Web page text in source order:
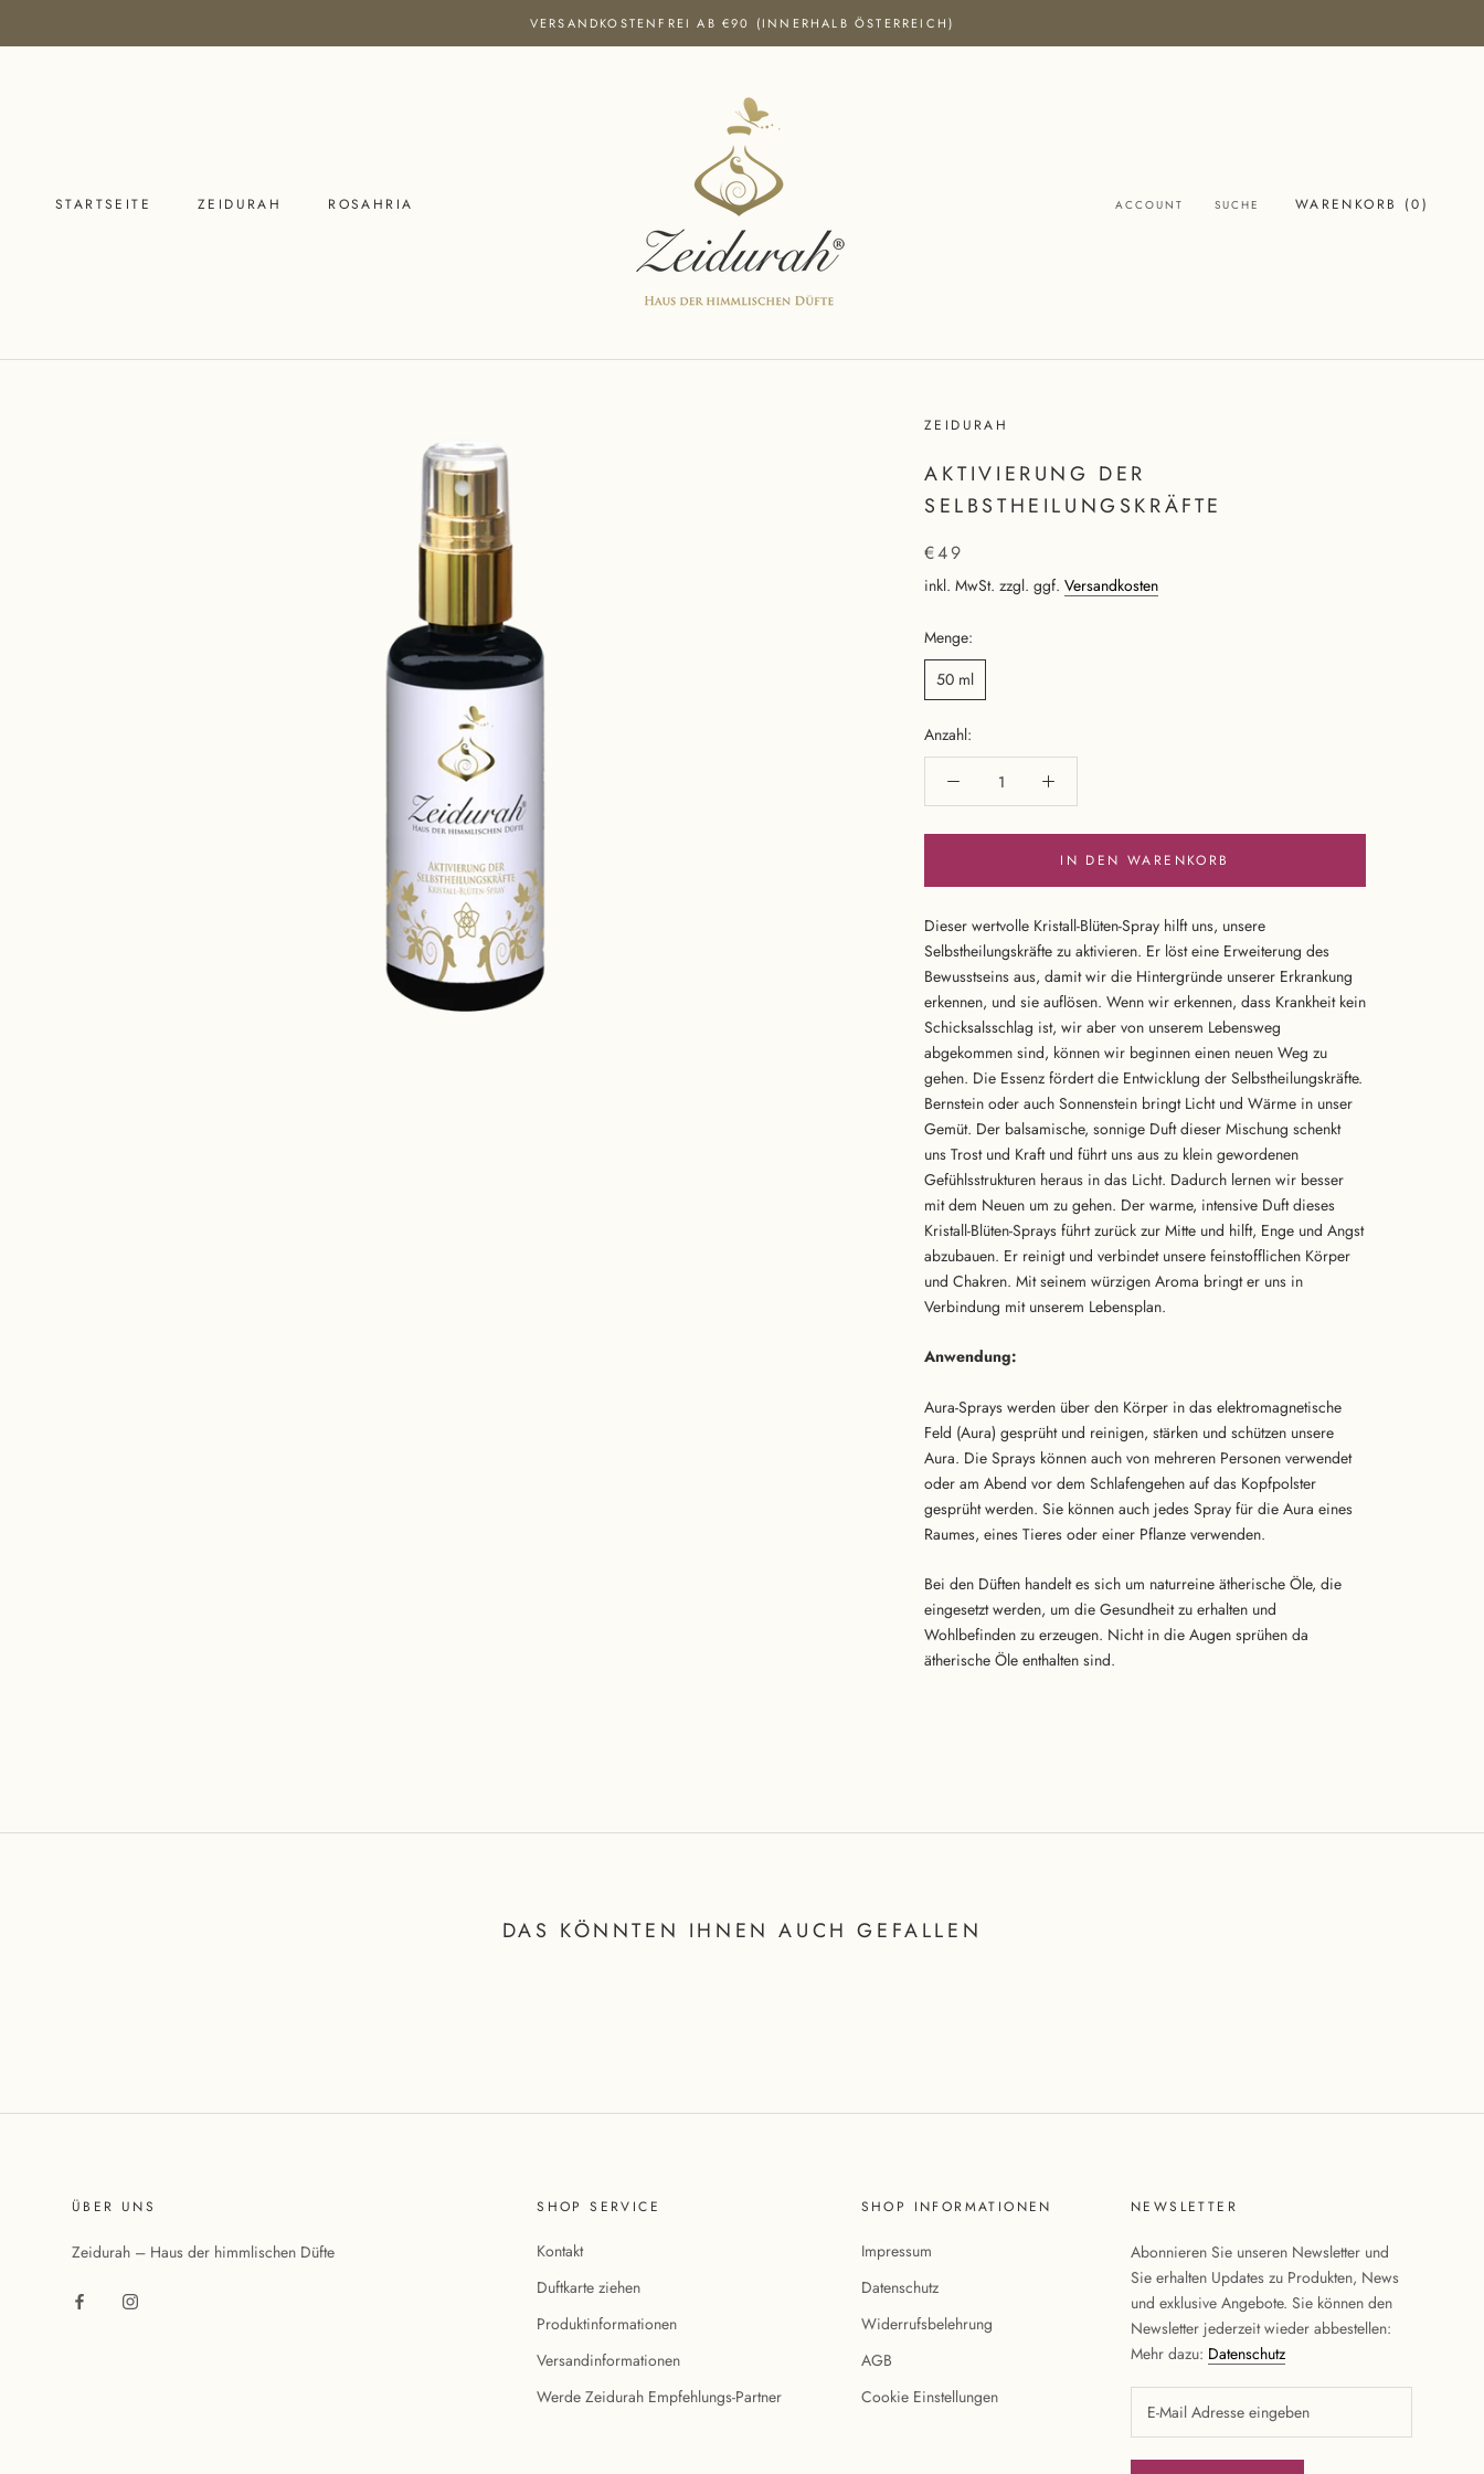
VERSANDKOSTENFREI AB €90 (INNERHALB ÖSTERREICH)
STARTSEITE ZEIDURAH ROSAHRIA ACCOUNT SUCHE WARENKORB (0)
ZEIDURAH
AKTIVIERUNG DER
SELBSTHEILUNGSKRÄFTE
€49
inkl. MwSt. zzgl. ggf. Versandkosten
Menge:
50 ml
Anzahl:
IN DEN WARENKORB
Dieser wertvolle Kristall-Blüten-Spray hilft uns, unsere
Selbstheilungskräfte zu aktivieren. Er löst eine Erweiterung des
Bewusstseins aus, damit wir die Hintergründe unserer Erkrankung
erkennen, und sie auflösen. Wenn wir erkennen, dass Krankheit kein
Schicksalsschlag ist, wir aber von unserem Lebensweg
abgekommen sind, können wir beginnen einen neuen Weg zu
gehen. Die Essenz fördert die Entwicklung der Selbstheilungskräfte.
Bernstein oder auch Sonnenstein bringt Licht und Wärme in unser
Gemüt. Der balsamische, sonnige Duft dieser Mischung schenkt
uns Trost und Kraft und führt uns aus zu klein gewordenen
Gefühlsstrukturen heraus in das Licht. Dadurch lernen wir besser
mit dem Neuen um zu gehen. Der warme, intensive Duft dieses
Kristall-Blüten-Sprays führt zurück zur Mitte und hilft, Enge und Angst
abzubauen. Er reinigt und verbindet unsere feinstofflichen Körper
und Chakren. Mit seinem würzigen Aroma bringt er uns in
Verbindung mit unserem Lebensplan.
Anwendung:
Aura-Sprays werden über den Körper in das elektromagnetische
Feld (Aura) gesprüht und reinigen, stärken und schützen unsere
Aura. Die Sprays können auch von mehreren Personen verwendet
oder am Abend vor dem Schlafengehen auf das Kopfpolster
gesprüht werden. Sie können auch jedes Spray für die Aura eines
Raumes, eines Tieres oder einer Pflanze verwenden.
Bei den Düften handelt es sich um naturreine ätherische Öle, die
eingesetzt werden, um die Gesundheit zu erhalten und
Wohlbefinden zu erzeugen. Nicht in die Augen sprühen da
ätherische Öle enthalten sind.
DAS KÖNNTEN IHNEN AUCH GEFALLEN
ÜBER UNS
Zeidurah – Haus der himmlischen Düfte
SHOP SERVICE
Kontakt
Duftkarte ziehen
Produktinformationen
Versandinformationen
Werde Zeidurah Empfehlungs-Partner
SHOP INFORMATIONEN
Impressum
Datenschutz
Widerrufsbelehrung
AGB
Cookie Einstellungen
NEWSLETTER
Abonnieren Sie unseren Newsletter und
Sie erhalten Updates zu Produkten, News
und exklusive Angebote. Sie können den
Newsletter jederzeit wieder abbestellen:
Mehr dazu: Datenschutz